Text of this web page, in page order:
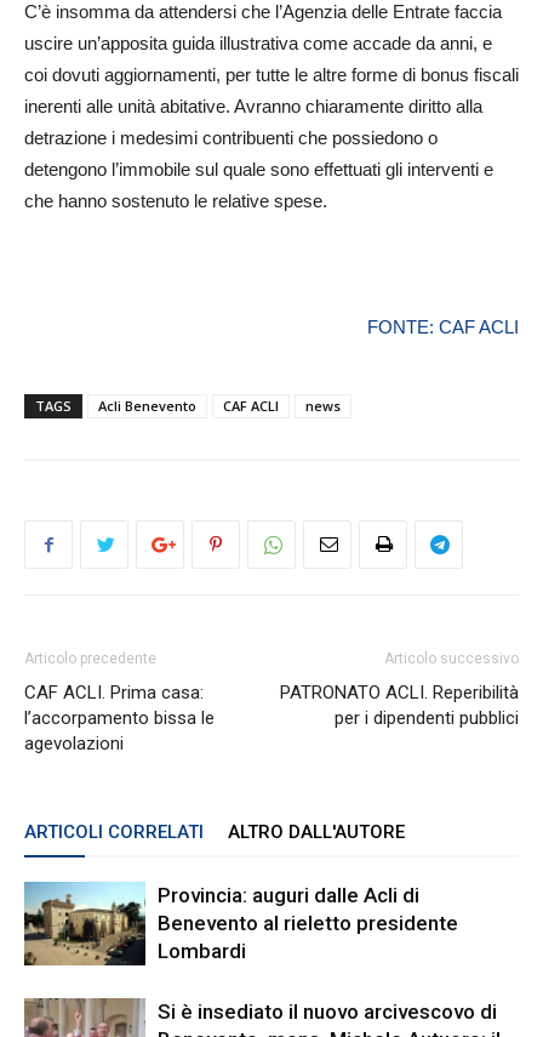
C’è insomma da attendersi che l’Agenzia delle Entrate faccia
uscire un’apposita guida illustrativa come accade da anni, e
coi dovuti aggiornamenti, per tutte le altre forme di bonus fiscali
inerenti alle unità abitative. Avranno chiaramente diritto alla
detrazione i medesimi contribuenti che possiedono o
detengono l’immobile sul quale sono effettuati gli interventi e
che hanno sostenuto le relative spese.
FONTE: CAF ACLI
TAGS Acli Benevento CAF ACLI news
Articolo precedente
CAF ACLI. Prima casa:
l’accorpamento bissa le
agevolazioni
Articolo successivo
PATRONATO ACLI. Reperibilità
per i dipendenti pubblici
ARTICOLI CORRELATI ALTRO DALL'AUTORE
Provincia: auguri dalle Acli di
Benevento al rieletto presidente
Lombardi
Si è insediato il nuovo arcivescovo di